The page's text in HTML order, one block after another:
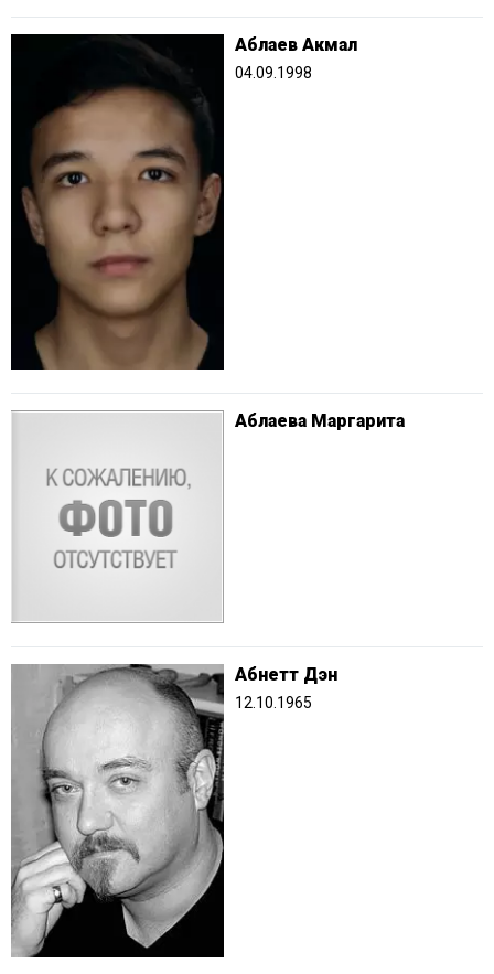
Аблаев Акмал
04.09.1998
Аблаева Маргарита
Абнетт Дэн
12.10.1965